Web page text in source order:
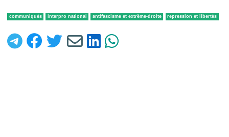
communiqués interpro national antifascisme et extrême-droite repression et libertés